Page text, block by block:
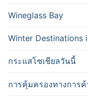
Wineglass Bay
Winter Destinations
กระแสโซเชียลวันนี้
การคุ้มครองทางการค้